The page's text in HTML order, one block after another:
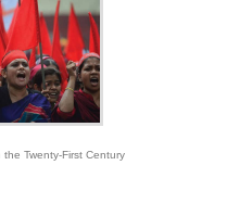
the Twenty-First Century